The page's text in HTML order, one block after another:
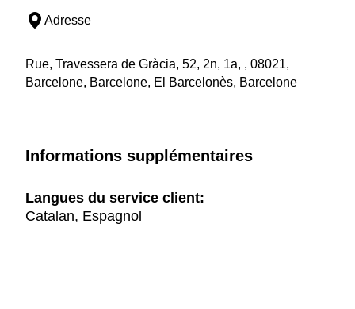
Adresse
Rue, Travessera de Gràcia, 52, 2n, 1a, , 08021,
Barcelone, Barcelone, El Barcelonès, Barcelone
Informations supplémentaires
Langues du service client:
Catalan, Espagnol